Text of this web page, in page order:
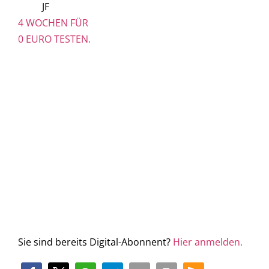
JF
4 WOCHEN FÜR
0 EURO TESTEN.
Sie sind bereits Digital-Abonnent? Hier anmelden.